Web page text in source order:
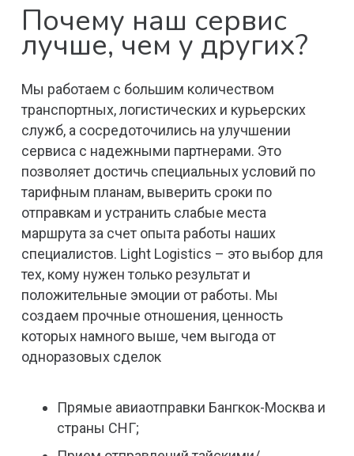
Почему наш сервис
лучше, чем у других?
Мы работаем с большим количеством
транспортных, логистических и курьерских
служб, а сосредоточились на улучшении
сервиса с надежными партнерами. Это
позволяет достичь специальных условий по
тарифным планам, выверить сроки по
отправкам и устранить слабые места
маршрута за счет опыта работы наших
специалистов. Light Logistics – это выбор для
тех, кому нужен только результат и
положительные эмоции от работы. Мы
создаем прочные отношения, ценность
которых намного выше, чем выгода от
одноразовых сделок
Прямые авиаотправки Бангкок-Москва и
страны СНГ;